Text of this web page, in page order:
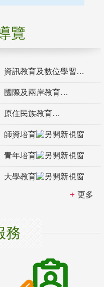
覽
資訊教育及數位學習
國際及兩岸教育
原住民族教育
師資培育
青年培育
大學教育
更多
務